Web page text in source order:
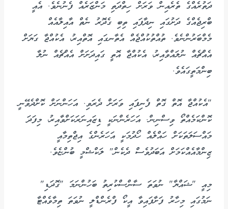
ދަތުރެއްގެ ތެރެއިން ވަރަށް ހިތްދަތި މަންޒަރެއް ފެނުނެވެ. އެއީ
ބްރިޖެއްގެ ދަށުގައި ނިދާފައި ތިބި ގެދޮރު ނެތް އާއިލާއެއް
މެމްބަރުންނެވެ. ތުއްތުކުއްޖެއް އެތާނގައި އޮތްއިރު، އެކުއްޖާ ގަޔަށް
އެއްޗެއް ނުލައްވާއިރު، އެކުއްޖާ އޮތީ ގައިދަށަށް އެއްޗެއް ނުލާ
ބިންމަތީގައެވެ.
"އެކުއްޖާ އޮތް ގޮތް ފެނިފައި ވަރަށް ދެރަވި. އަހަންނަށް ކޮށްދެވޭނީ
ކޮންކަމެއްތޯ ވިސްނިން. އަހަރެންނަކީ ޑިޒައިނަރަކަށްވާއިރު، މިފަދަ
މައްސަލަތަކަށް ހައްލެއް ހޯދުމަކީ އަހަރެންގެ އިޖްތިމާއީ
ޒިންމާއެއްކަމަށް އަބަދުވެސް ދެކެން" ލަކްޝްމީ ބުންޏެވެ.
މިއީ "ޝައްޔާ" ނުވަތަ ސާންސްކުރިތު ބަހުންނަމަ "ގޮދަޑި"
ނަމުގައި މިހާރު ފަށާފައިވާ އީކޯ ފްރެންޑްލީ ނުވަތަ ތިމާވެއްޓާ